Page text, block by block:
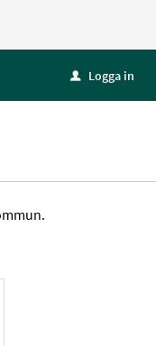
u Logga in